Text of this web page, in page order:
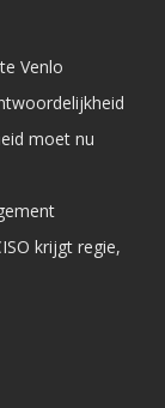
Venlo
moet nu
krijgt regie,